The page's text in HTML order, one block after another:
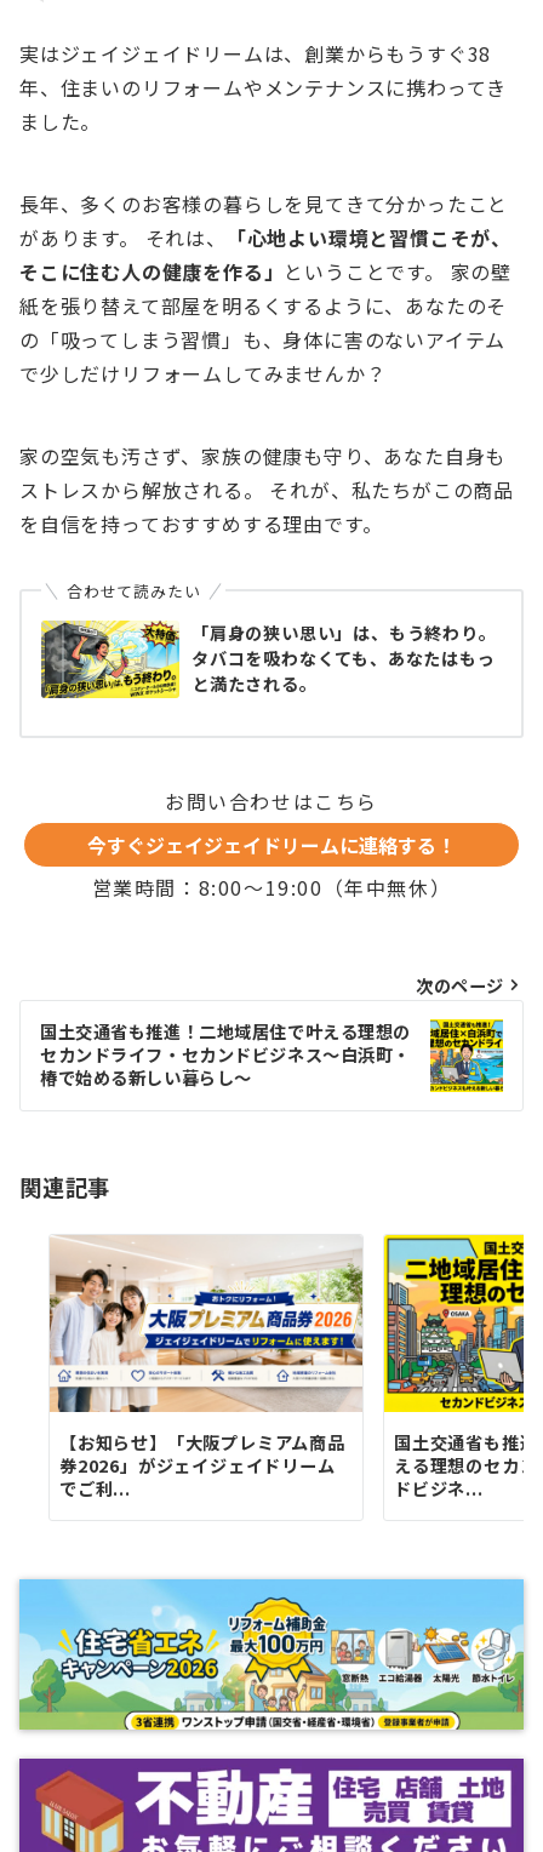
実はジェイジェイドリームは、創業からもうすぐ38
年、住まいのリフォームやメンテナンスに携わってき
ました。
長年、多くのお客様の暮らしを見てきて分かったこと
があります。 それは、
「心地よい環境と習慣こそが、
そこに住む人の健康を作る」 ということです。 家の壁
紙を張り替えて部屋を明るくするように、あなたのそ
の「吸ってしまう習慣」も、身体に害のないアイテム
で少しだけリフォームしてみませんか？
家の空気も汚さず、家族の健康も守り、あなた自身も
ストレスから解放される。 それが、私たちがこの商品
を自信を持っておすすめする理由です。
合わせて読みたい
「肩身の狭い思い」は、もう終わり。
タバコを吸わなくても、あなたはもっ
と満たされる。
お問い合わせはこちら
今すぐジェイジェイドリームに連絡する！
営業時間：8:00〜19:00（年中無休）
稿
ナ
ビ
ー
次のページ
国土交通省も推進！二地域居住で叶える理想の
セカンドライフ・セカンドビジネス〜白浜町・
椿で始める新しい暮らし〜
関連記事
【お知らせ】「大阪プレミアム商品
券2026」がジェイジェイドリーム
でご利...
国土交通省も推
える理想のセカ
ドビジネ...